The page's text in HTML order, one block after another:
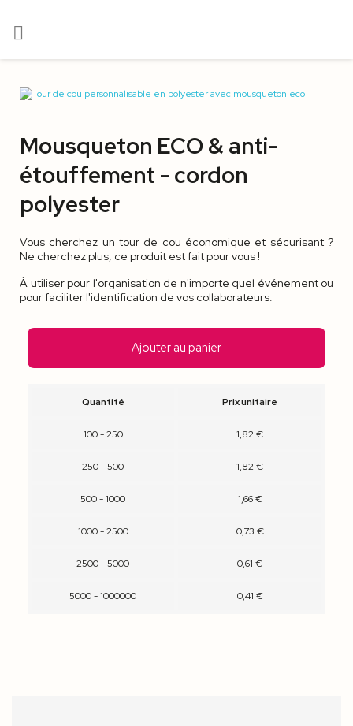

Mousqueton ECO & anti-
étouffement - cordon
polyester
Vous cherchez un tour de cou économique et sécurisant ?
Ne cherchez plus, ce produit est fait pour vous !
À utiliser pour l'organisation de n'importe quel événement ou
pour faciliter l'identification de vos collaborateurs.
Ajouter au panier
Quantité Prix unitaire
100 - 250 1,82 €
250 - 500 1,82 €
500 - 1000 1,66 €
1000 - 2500 0,73 €
2500 - 5000 0,61 €
5000 - 1000000 0,41 €